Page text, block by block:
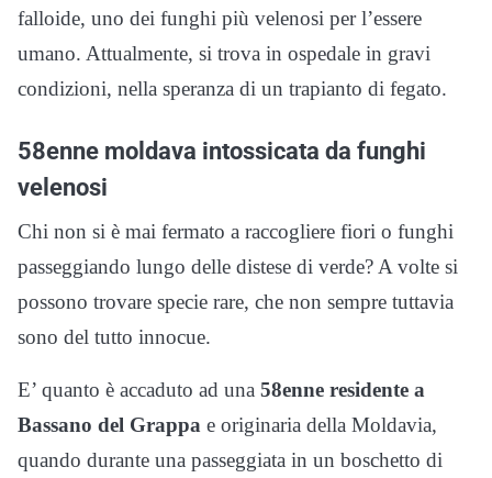
falloide, uno dei funghi più velenosi per l’essere
umano. Attualmente, si trova in ospedale in gravi
condizioni, nella speranza di un trapianto di fegato.
58enne moldava intossicata da funghi
velenosi
Chi non si è mai fermato a raccogliere fiori o funghi
passeggiando lungo delle distese di verde? A volte si
possono trovare specie rare, che non sempre tuttavia
sono del tutto innocue.
E’ quanto è accaduto ad una 58enne residente a
Bassano del Grappa e originaria della Moldavia,
quando durante una passeggiata in un boschetto di